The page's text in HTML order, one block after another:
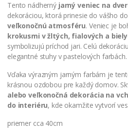
Tento nádherný jarný veniec na
dekoráciou, ktorá prinesie do vášho
veľkonočnú atmosféru. Veniec je
krokusmi v žltých, fialových a
symbolizujú príchod jari. Celú
elegantné stuhy v pastelových farbách.
Vďaka výrazným jarným farbám je
krásnou ozdobou pre každý domov.
alebo veľkonočná dekorácia na
do interiéru, kde okamžite vytvorí
priemer cca 40cm